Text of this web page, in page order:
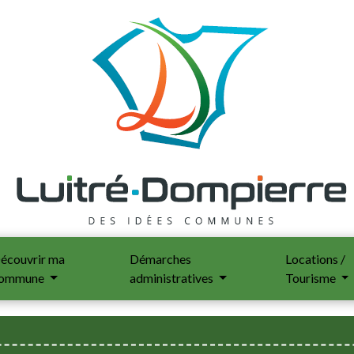
ma
Démarches
administratives
Locations /
Tourisme